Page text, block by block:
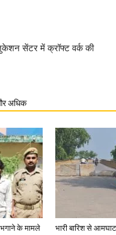
सेंटर में क्रॉफ्ट वर्क की
अधिक
भगाने के मामले
भारी बारिश से आमघाट